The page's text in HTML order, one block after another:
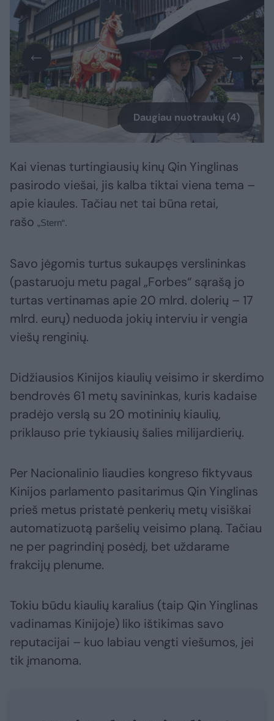
Daugiau nuotraukų (4)
Kai vienas turtingiausių kinų Qin Yinglinas
pasirodo viešai, jis kalba tiktai viena tema –
apie kiaules. Tačiau net tai būna retai,
rašo „Stern“.
Savo jėgomis turtus sukaupęs verslininkas
(pastaruoju metu pagal „Forbes“ sąrašą jo
turtas vertinamas apie 20 mlrd. dolerių – 17
mlrd. eurų) neduoda jokių interviu ir vengia
viešų renginių.
Didžiausios Kinijos kiaulių veisimo ir skerdimo
bendrovės 61 metų savininkas, kuris kadaise
pradėjo verslą su 20 motininių kiaulių,
priklauso prie tykiausių šalies milijardierių.
Per Nacionalinio liaudies kongreso fiktyvaus
Kinijos parlamento pasitarimus Qin Yinglinas
prieš metus pristatė penkerių metų visiškai
automatizuotą paršelių veisimo planą. Tačiau
ne per pagrindinį posėdį, bet uždarame
frakcijų plenume.
Tokiu būdu kiaulių karalius (taip Qin Yinglinas
vadinamas Kinijoje) liko ištikimas savo
reputacijai – kuo labiau vengti viešumos, jei
tik įmanoma.